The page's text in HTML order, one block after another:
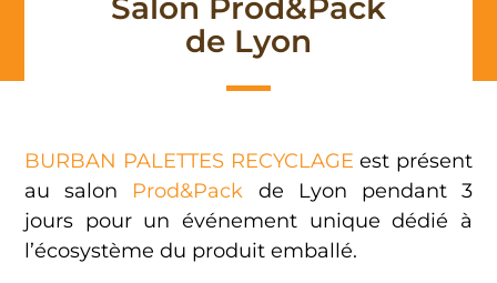
Salon Prod&Pack
de Lyon
BURBAN PALETTES RECYCLAGE est présent
au salon Prod&Pack de Lyon pendant 3
jours pour un événement unique dédié à
l’écosystème du produit emballé.